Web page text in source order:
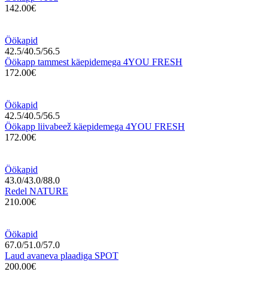
142.00€
Öökapid
42.5/40.5/56.5
Öökapp tammest käepidemega 4YOU FRESH
172.00€
Öökapid
42.5/40.5/56.5
Öökapp liivabeež käepidemega 4YOU FRESH
172.00€
Öökapid
43.0/43.0/88.0
Redel NATURE
210.00€
Öökapid
67.0/51.0/57.0
Laud avaneva plaadiga SPOT
200.00€